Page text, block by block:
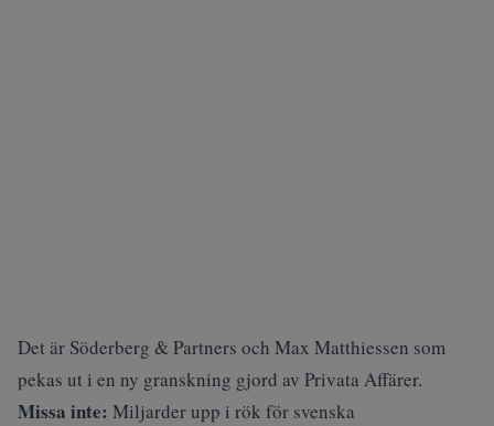
Det är Söderberg & Partners och Max Matthiessen som
pekas ut i en ny granskning gjord av Privata Affärer.
Missa inte: Miljarder upp i rök för svenska